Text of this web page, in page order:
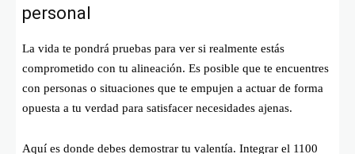
personal
La vida te pondrá pruebas para ver si realmente estás
comprometido con tu alineación. Es posible que te encuentres
con personas o situaciones que te empujen a actuar de forma
opuesta a tu verdad para satisfacer necesidades ajenas.
Aquí es donde debes demostrar tu valentía. Integrar el 1100